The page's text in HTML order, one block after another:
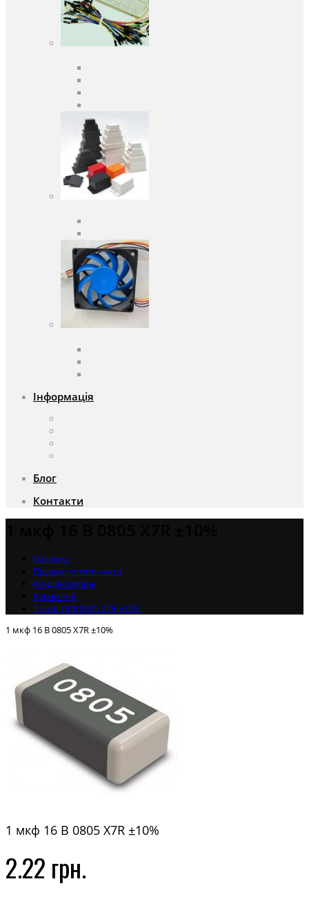
Інформація
Блог
Контакти
Головна
Пасивні компоненти
Конденсаторы
Керамічні
1 мкф 16 В 0805 X7R ±10%
1 мкф 16 В 0805 X7R ±10%
1 мкф 16 В 0805 X7R ±10%
2.22 грн.